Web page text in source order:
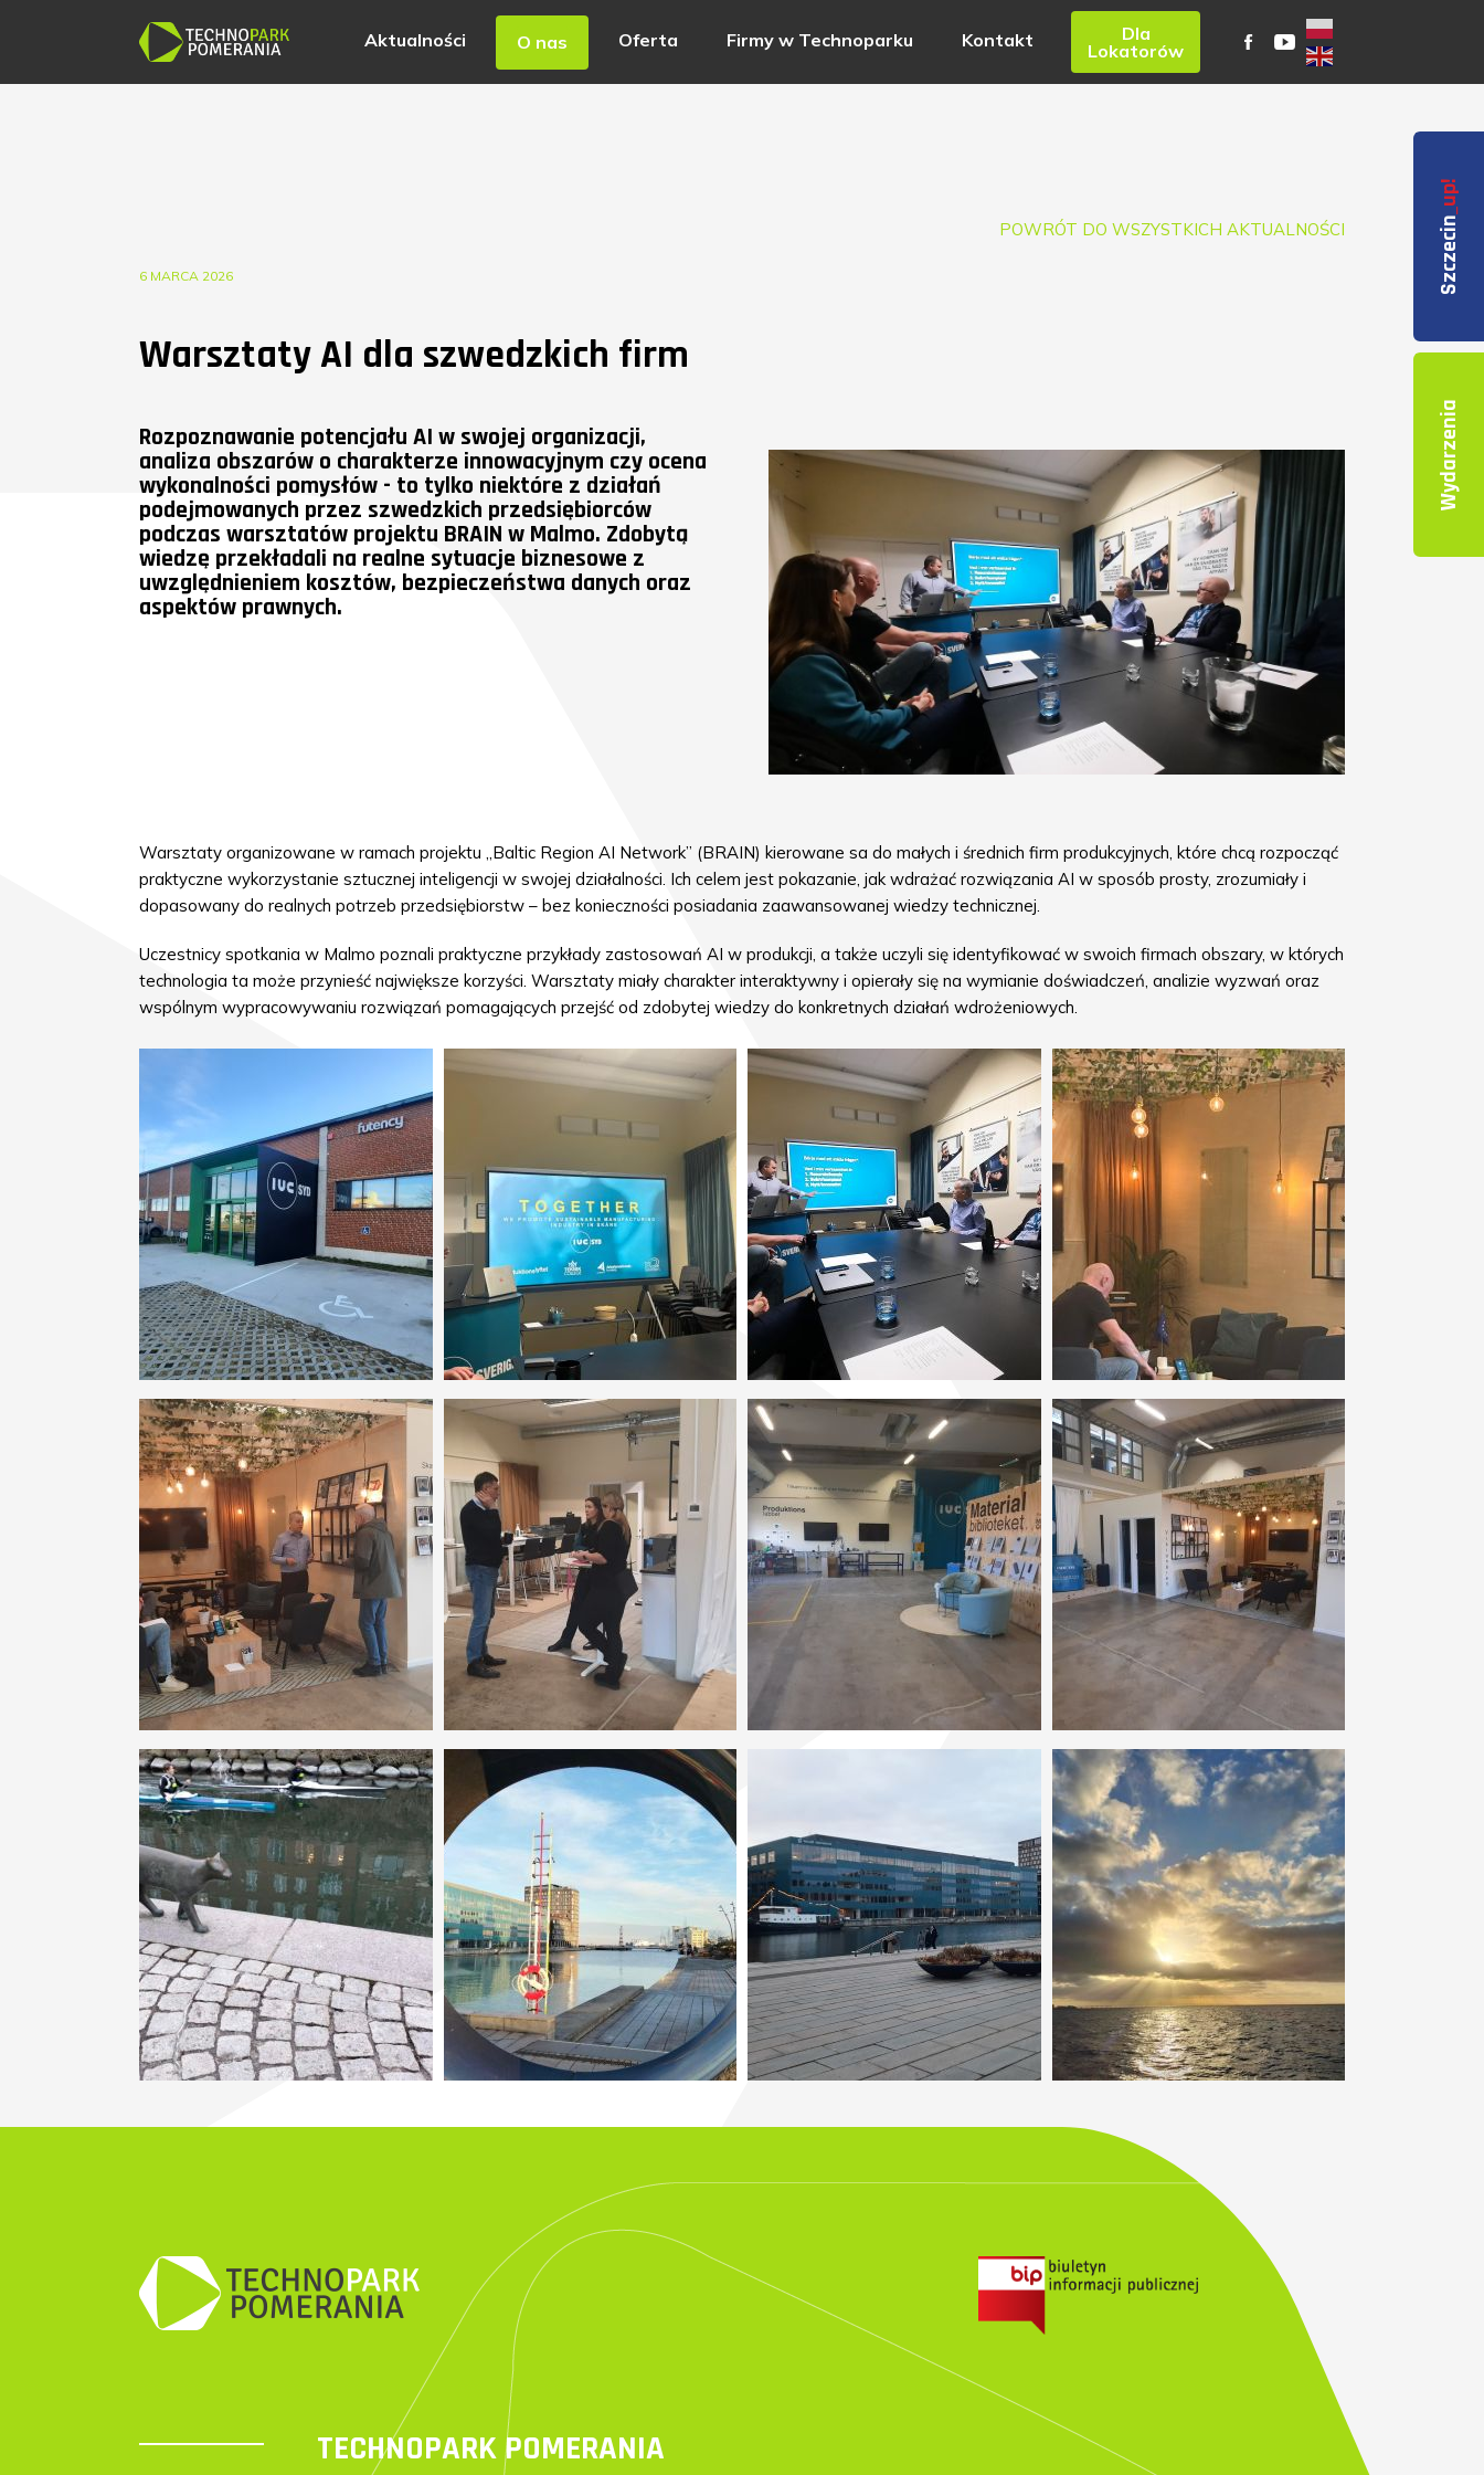
Aktualności O nas Oferta Firmy w Technoparku Kontakt
Dla
Lokatorów
Wydarzenia
Szczecin
_up!
POWRÓT DO WSZYSTKICH AKTUALNOŚCI
6 MARCA 2026
Warsztaty AI dla szwedzkich firm
Rozpoznawanie potencjału AI w swojej organizacji,
analiza obszarów o charakterze innowacyjnym czy ocena
wykonalności pomysłów - to tylko niektóre z działań
podejmowanych przez szwedzkich przedsiębiorców
podczas warsztatów projektu BRAIN w Malmo. Zdobytą
wiedzę przekładali na realne sytuacje biznesowe z
uwzględnieniem kosztów, bezpieczeństwa danych oraz
aspektów prawnych.
Warsztaty organizowane w ramach projektu „Baltic Region AI Network” (BRAIN) kierowane sa do małych i średnich firm produkcyjnych, które chcą rozpocząć
praktyczne wykorzystanie sztucznej inteligencji w swojej działalności. Ich celem jest pokazanie, jak wdrażać rozwiązania AI w sposób prosty, zrozumiały i
dopasowany do realnych potrzeb przedsiębiorstw – bez konieczności posiadania zaawansowanej wiedzy technicznej.
Uczestnicy spotkania w Malmo poznali praktyczne przykłady zastosowań AI w produkcji, a także uczyli się identyfikować w swoich firmach obszary, w których
technologia ta może przynieść największe korzyści. Warsztaty miały charakter interaktywny i opierały się na wymianie doświadczeń, analizie wyzwań oraz
wspólnym wypracowywaniu rozwiązań pomagających przejść od zdobytej wiedzy do konkretnych działań wdrożeniowych.
TECHNOPARK POMERANIA